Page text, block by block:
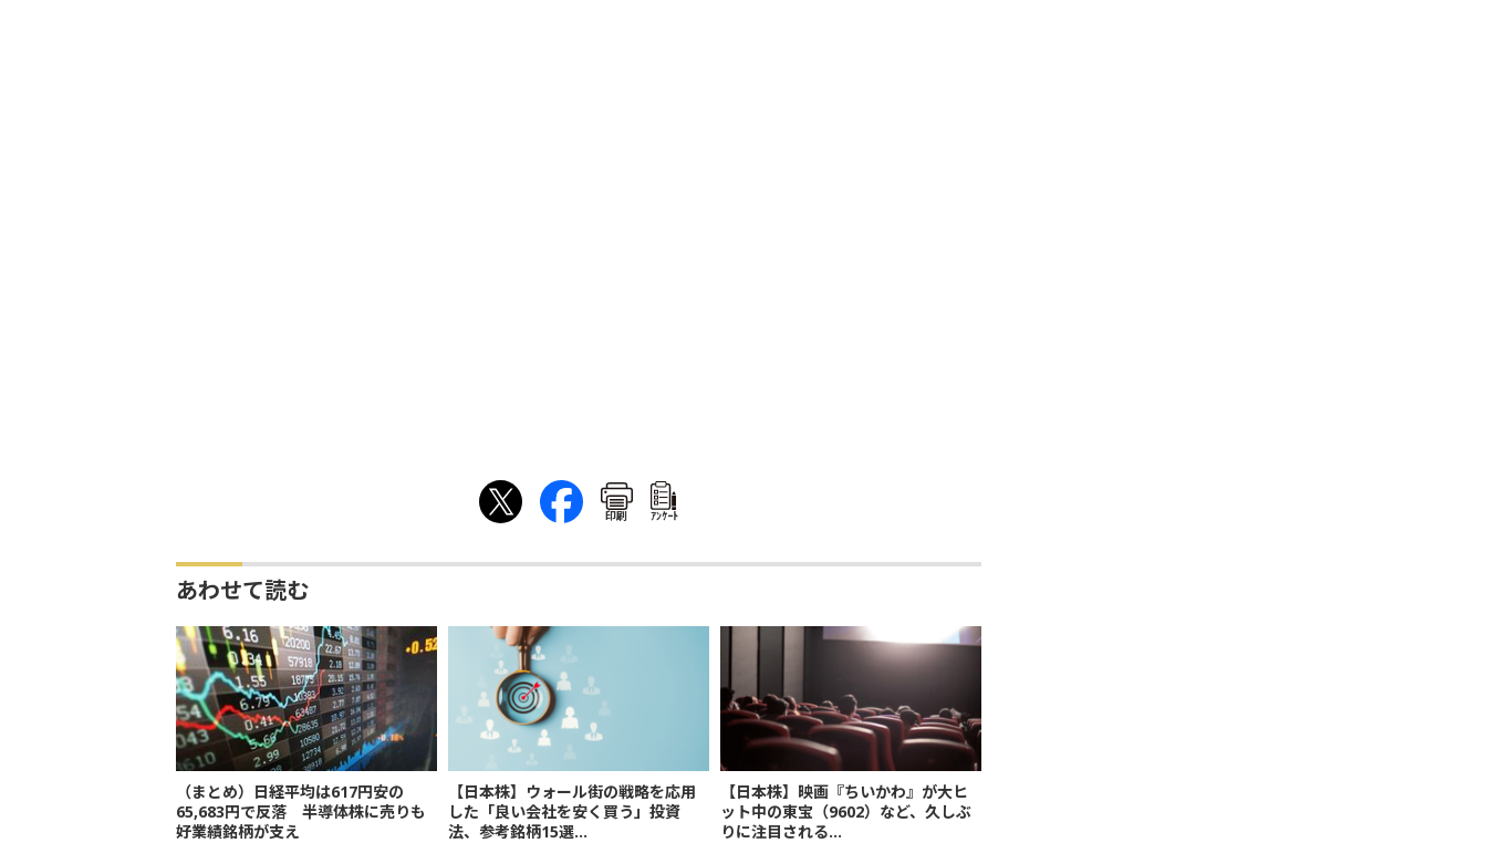
印刷 ｱﾝｹｰﾄ
あわせて読む
（まとめ）日経平均は617円安の
65,683円で反落 半導体株に売りも
好業績銘柄が支え
【日本株】ウォール街の戦略を応用
した「良い会社を安く買う」投資
法、参考銘柄15選...
【日本株】映画『ちいかわ』が大ヒ
ット中の東宝（9602）など、久しぶ
りに注目される...